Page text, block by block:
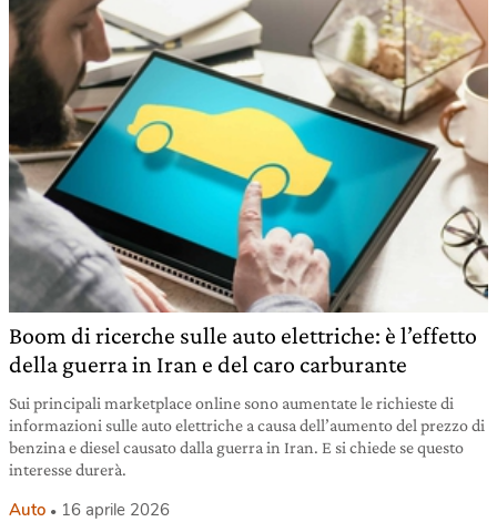
Boom di ricerche sulle auto elettriche: è l’effetto
della guerra in Iran e del caro carburante
Sui principali marketplace online sono aumentate le richieste di
informazioni sulle auto elettriche a causa dell’aumento del prezzo di
benzina e diesel causato dalla guerra in Iran. E si chiede se questo
interesse durerà.
Auto 16 aprile 2026